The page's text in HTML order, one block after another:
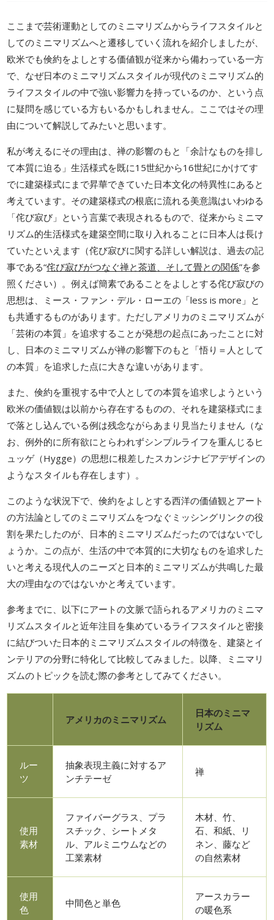
ここまで芸術運動としてのミニマリズムからライフスタイルと
してのミニマリズムへと遷移していく流れを紹介しましたが、
欧米でも倹約をよしとする価値観が従来から備わっている一方
で、なぜ日本のミニマリズムスタイルが現代のミニマリズム的
ライフスタイルの中で強い影響力を持っているのか、という点
に疑問を感じている方もいるかもしれません。ここではその理
由について解説してみたいと思います。
私が考えるにその理由は、禅の影響のもと「余計なものを排し
て本質に迫る」生活様式を既に15世紀から16世紀にかけてす
でに建築様式にまで昇華できていた日本文化の特異性にあると
考えています。その建築様式の根底に流れる美意識はいわゆる
「侘び寂び」という言葉で表現されるもので、従来からミニマ
リズム的生活様式を建築空間に取り入れることに日本人は長け
ていたといえます（侘び寂びに関する詳しい解説は、過去の記
事である“侘び寂びがつなぐ禅と茶道、そして畳との関係”を参
照ください）。例えば簡素であることをよしとする侘び寂びの
思想は、ミース・ファン・デル・ローエの「less is more」と
も共通するものがあります。ただしアメリカのミニマリズムが
「芸術の本質」を追求することが発想の起点にあったことに対
し、日本のミニマリズムが禅の影響下のもと「悟り＝人として
の本質」を追求した点に大きな違いがあります。
また、倹約を重視する中で人としての本質を追求しようという
欧米の価値観は以前から存在するものの、それを建築様式にま
で落とし込んでいる例は残念ながらあまり見当たりません（な
お、例外的に所有欲にとらわれずシンプルライフを重んじるヒ
ュッゲ（Hygge）の思想に根差したスカンジナビアデザインの
ようなスタイルも存在します）。
このような状況下で、倹約をよしとする西洋の価値観とアート
の方法論としてのミニマリズムをつなぐミッシングリンクの役
割を果たしたのが、日本的ミニマリズムだったのではないでし
ょうか。この点が、生活の中で本質的に大切なものを追求した
いと考える現代人のニーズと日本的ミニマリズムが共鳴した最
大の理由なのではないかと考えています。
参考までに、以下にアートの文脈で語られるアメリカのミニマ
リズムスタイルと近年注目を集めているライフスタイルと密接
に結びついた日本的ミニマリズムスタイルの特徴を、建築とイ
ンテリアの分野に特化して比較してみました。以降、ミニマリ
ズムのトピックを読む際の参考としてみてください。
アメリカのミニマリズム
日本のミニマ
リズム
ルー
ツ
抽象表現主義に対するア
ンチテーゼ
禅
使用
素材
ファイバーグラス、プラ
スチック、シートメタ
ル、アルミニウムなどの
工業素材
木材、竹、
石、和紙、リ
ネン、藤など
の自然素材
使用
色
中間色と単色
アースカラー
の暖色系